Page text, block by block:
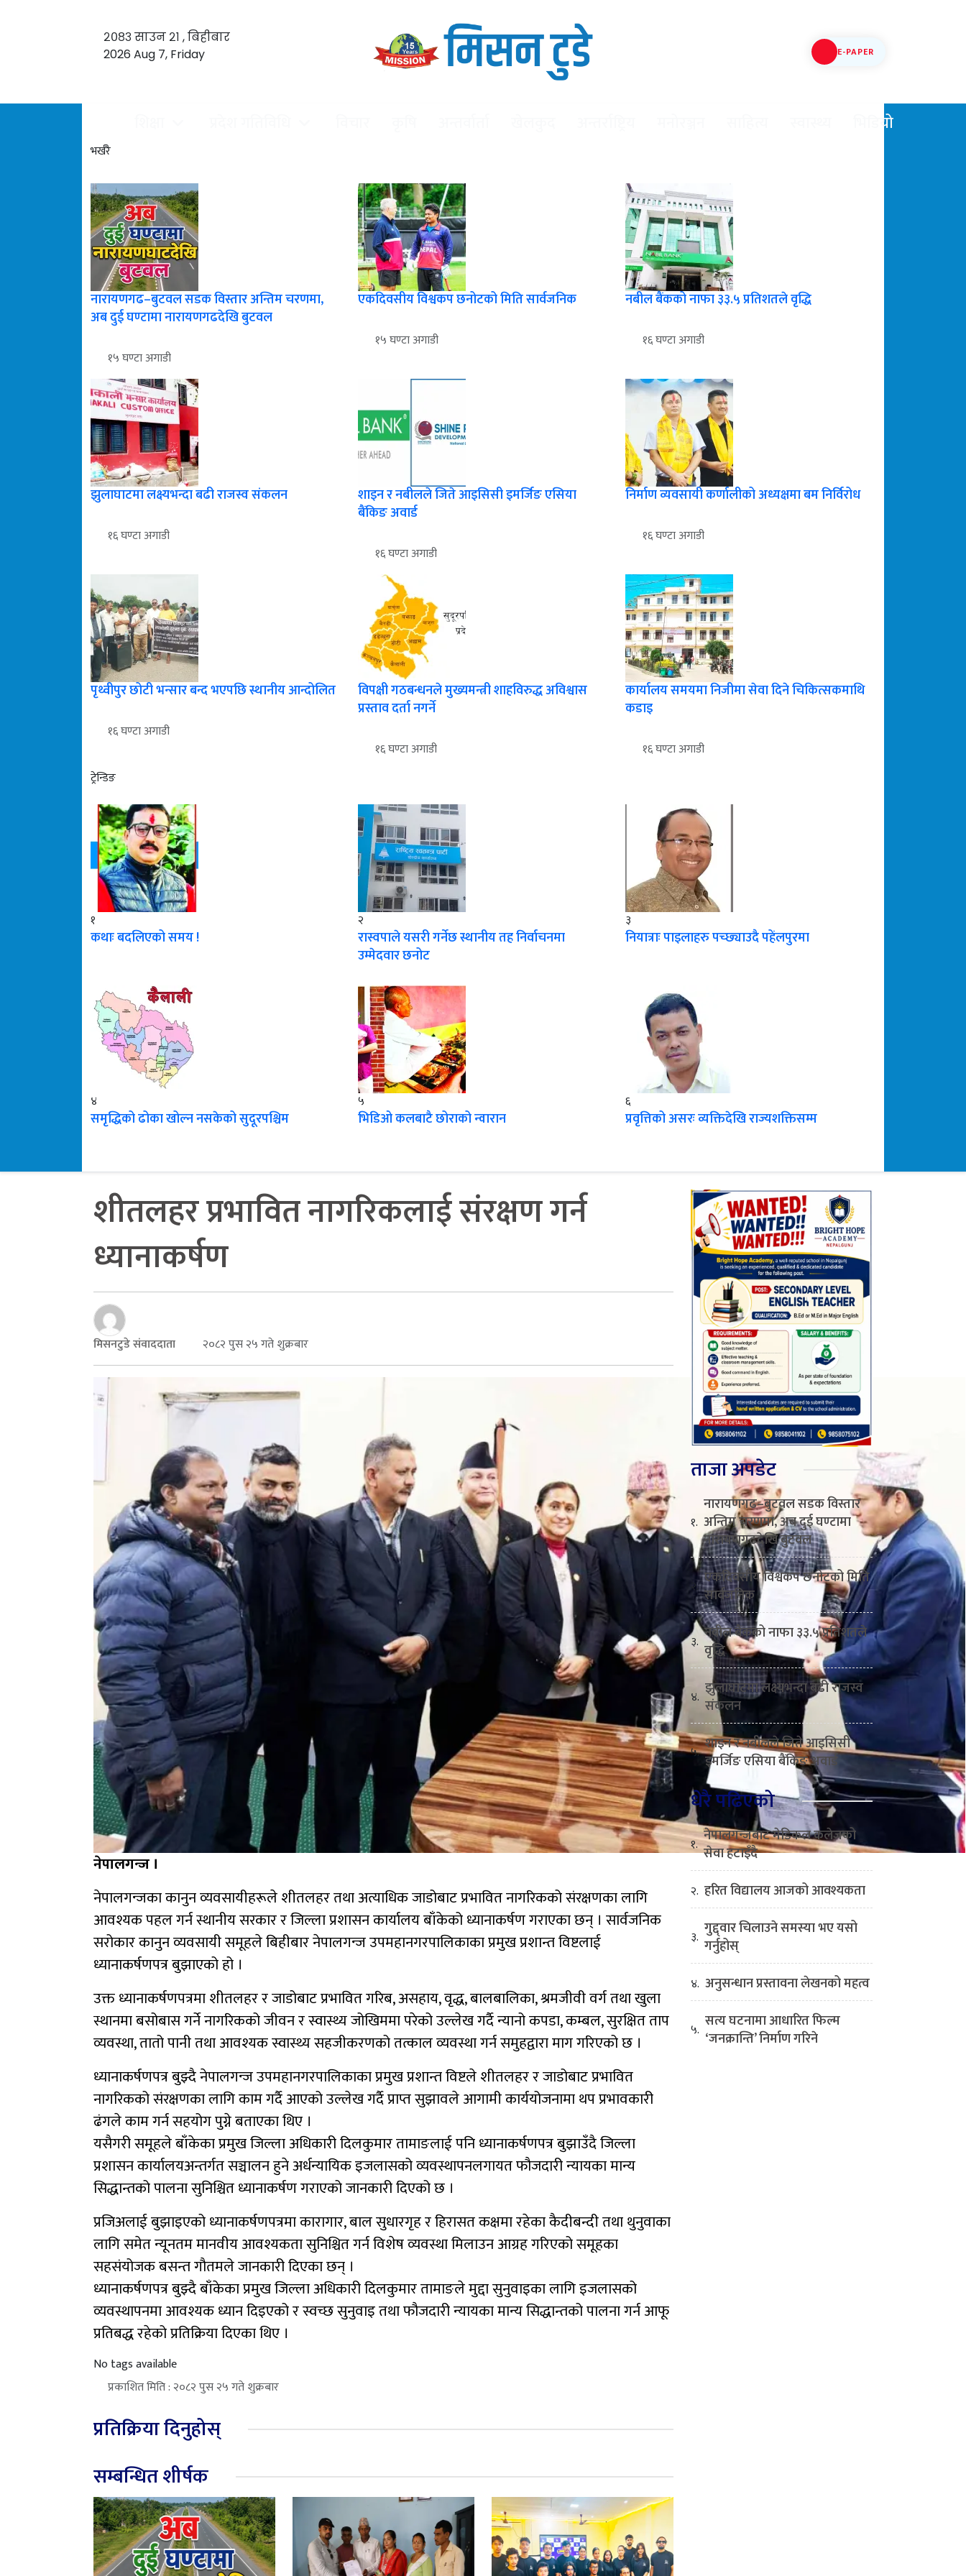
२०८३ साउन २१ , बिहीबार
2026 Aug 7, Friday
E-PAPER
भिडियो
भर्खरै
नारायणगढ–बुटवल सडक विस्तार अन्तिम चरणमा,
अब दुई घण्टामा नारायणगढदेखि बुटवल
१५ घण्टा अगाडी
एकदिवसीय विश्वकप छनोटको मिति सार्वजनिक
१५ घण्टा अगाडी
नबील बैंकको नाफा ३३.५ प्रतिशतले वृद्धि
१६ घण्टा अगाडी
झुलाघाटमा लक्ष्यभन्दा बढी राजस्व संकलन
१६ घण्टा अगाडी
शाइन र नबीलले जिते आइसिसी इमर्जिङ एसिया
बैंकिङ अवार्ड
१६ घण्टा अगाडी
निर्माण व्यवसायी कर्णालीको अध्यक्षमा बम निर्विरोध
१६ घण्टा अगाडी
पृथ्वीपुर छोटी भन्सार बन्द भएपछि स्थानीय आन्दोलित
१६ घण्टा अगाडी
विपक्षी गठबन्धनले मुख्यमन्त्री शाहविरुद्ध अविश्वास
प्रस्ताव दर्ता नगर्ने
१६ घण्टा अगाडी
कार्यालय समयमा निजीमा सेवा दिने चिकित्सकमाथि
कडाइ
१६ घण्टा अगाडी
ट्रेन्डिङ
१
कथाः बदलिएको समय !
२
रास्वपाले यसरी गर्नेछ स्थानीय तह निर्वाचनमा
उम्मेदवार छनोट
३
नियात्राः पाइलाहरु पच्छ्याउदै पहेंलपुरमा
४
समृद्धिको ढोका खोल्न नसकेको सुदूरपश्चिम
५
भिडिओ कलबाटै छोराको न्वारान
६
प्रवृत्तिको असरः व्यक्तिदेखि राज्यशक्तिसम्म
शीतलहर प्रभावित नागरिकलाई संरक्षण गर्न
ध्यानाकर्षण
मिसनटुडे संवाददाता २०८२ पुस २५ गते शुक्रबार
नेपालगन्ज ।
नेपालगन्जका कानुन व्यवसायीहरूले शीतलहर तथा अत्याधिक जाडोबाट प्रभावित नागरिकको संरक्षणका लागि
आवश्यक पहल गर्न स्थानीय सरकार र जिल्ला प्रशासन कार्यालय बाँकेको ध्यानाकर्षण गराएका छन् । सार्वजनिक
सरोकार कानुन व्यवसायी समूहले बिहीबार नेपालगन्ज उपमहानगरपालिकाका प्रमुख प्रशान्त विष्टलाई
ध्यानाकर्षणपत्र बुझाएको हो ।
उक्त ध्यानाकर्षणपत्रमा शीतलहर र जाडोबाट प्रभावित गरिब, असहाय, वृद्ध, बालबालिका, श्रमजीवी वर्ग तथा खुला
स्थानमा बसोबास गर्ने नागरिकको जीवन र स्वास्थ्य जोखिममा परेको उल्लेख गर्दै न्यानो कपडा, कम्बल, सुरक्षित ताप
व्यवस्था, तातो पानी तथा आवश्यक स्वास्थ्य सहजीकरणको तत्काल व्यवस्था गर्न समुहद्वारा माग गरिएको छ ।
ध्यानाकर्षणपत्र बुझ्दै नेपालगन्ज उपमहानगरपालिकाका प्रमुख प्रशान्त विष्टले शीतलहर र जाडोबाट प्रभावित
नागरिकको संरक्षणका लागि काम गर्दै आएको उल्लेख गर्दै प्राप्त सुझावले आगामी कार्ययोजनामा थप प्रभावकारी
ढंगले काम गर्न सहयोग पुग्ने बताएका थिए ।
यसैगरी समूहले बाँकेका प्रमुख जिल्ला अधिकारी दिलकुमार तामाङलाई पनि ध्यानाकर्षणपत्र बुझाउँदै जिल्ला
प्रशासन कार्यालयअन्तर्गत सञ्चालन हुने अर्धन्यायिक इजलासको व्यवस्थापनलगायत फौजदारी न्यायका मान्य
सिद्धान्तको पालना सुनिश्चित ध्यानाकर्षण गराएको जानकारी दिएको छ ।
प्रजिअलाई बुझाइएको ध्यानाकर्षणपत्रमा कारागार, बाल सुधारगृह र हिरासत कक्षमा रहेका कैदीबन्दी तथा थुनुवाका
लागि समेत न्यूनतम मानवीय आवश्यकता सुनिश्चित गर्न विशेष व्यवस्था मिलाउन आग्रह गरिएको समूहका
सहसंयोजक बसन्त गौतमले जानकारी दिएका छन् ।
ध्यानाकर्षणपत्र बुझ्दै बाँकेका प्रमुख जिल्ला अधिकारी दिलकुमार तामाङले मुद्दा सुनुवाइका लागि इजलासको
व्यवस्थापनमा आवश्यक ध्यान दिइएको र स्वच्छ सुनुवाइ तथा फौजदारी न्यायका मान्य सिद्धान्तको पालना गर्न आफू
प्रतिबद्ध रहेको प्रतिक्रिया दिएका थिए ।
No tags available
प्रकाशित मिति : २०८२ पुस २५ गते शुक्रबार
प्रतिक्रिया दिनुहोस्
सम्बन्धित शीर्षक
ताजा अपडेट
१.
नारायणगढ–बुटवल सडक विस्तार
अन्तिम चरणमा, अब दुई घण्टामा
नारायणगढदेखि बुटवल
२. एकदिवसीय विश्वकप छनोटको मिति
सार्वजनिक
३. नबील बैंकको नाफा ३३.५ प्रतिशतले
वृद्धि
४. झुलाघाटमा लक्ष्यभन्दा बढी राजस्व
संकलन
५. शाइन र नबीलले जिते आइसिसी
इमर्जिङ एसिया बैंकिङ अवार्ड
धेरै पढिएको
१. नेपालगन्जबाट मेडिकल कलेजको
सेवा हटाइँदै
२. हरित विद्यालय आजको आवश्यकता
३. गुद्द्वार चिलाउने समस्या भए यसो
गर्नुहोस्
४. अनुसन्धान प्रस्तावना लेखनको महत्व
५. सत्य घटनामा आधारित फिल्म
‘जनक्रान्ति’ निर्माण गरिने